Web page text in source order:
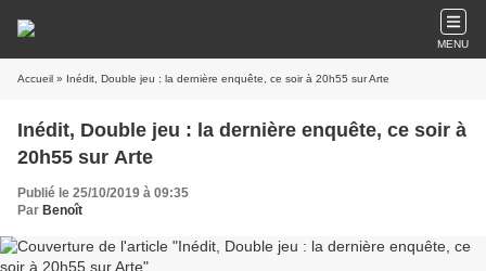
MENU
Accueil » Inédit, Double jeu : la dernière enquête, ce soir à 20h55 sur Arte
Inédit, Double jeu : la dernière enquête, ce soir à
20h55 sur Arte
Publié le 25/10/2019 à 09:35
Par Benoît